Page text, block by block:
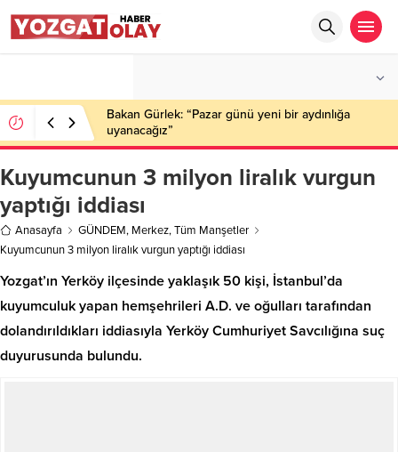
Bakan Gürlek: “Pazar günü yeni bir aydınlığa
uyanacağız”
Kuyumcunun 3 milyon liralık vurgun
yaptığı iddiası
Anasayfa GÜNDEM, Merkez,Tüm Manşetler
Kuyumcunun 3 milyon liralık vurgun yaptığı iddiası
Yozgat’ın Yerköy ilçesinde yaklaşık 50 kişi, İstanbul’da
kuyumculuk yapan hemşehrileri A.D. ve oğulları tarafından
dolandırıldıkları iddiasıyla Yerköy Cumhuriyet Savcılığına suç
duyurusunda bulundu.